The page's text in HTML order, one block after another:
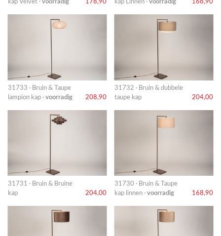
kap Velvet · voorradig 178,90
kap Linnen · voorradig 168,90
31733 · Bruin & Taupe
lampion kap · voorradig 208,90
31732 · Bruin & dubbele
taupe kap
204,00
31731 · Bruin & Bruine
kap
204,00
31730 · Bruin & Taupe
kap linnen · voorradig 168,90